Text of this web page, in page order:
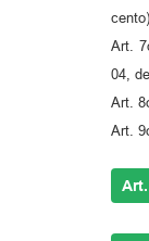
Art.
04,
Art.
Art.